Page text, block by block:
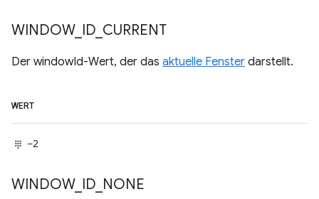
WINDOW_ ID CURRENT
Der windowId-Wert, der das aktuelle Fenster darstellt.
WERT
–2
WINDOW_ ID NONE